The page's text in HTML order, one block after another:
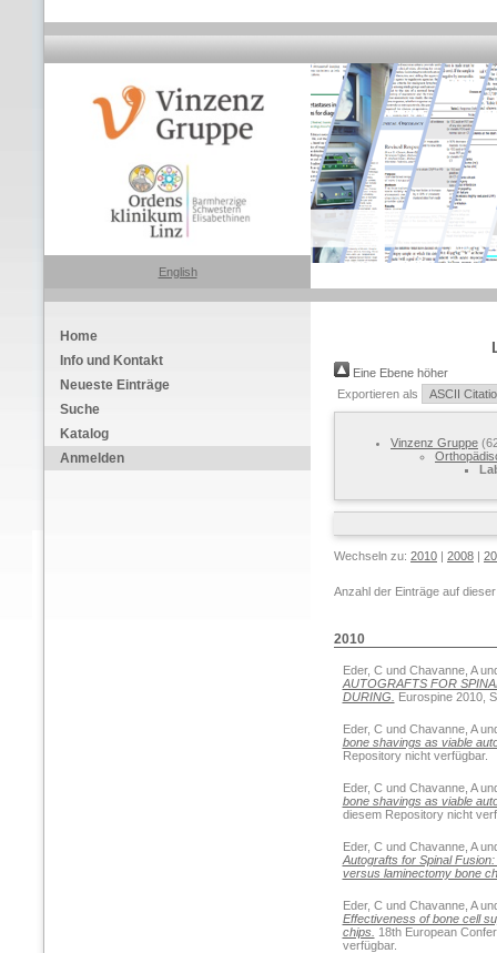
English
Home
Info und Kontakt
Neueste Einträge
Suche
Katalog
Anmelden
Eine Ebene höher
Exportieren als
Vinzenz Gruppe
Wechseln zu: 2010 | 2008 |
Anzahl der Einträge auf
2010
Eder, Cund Chavanne, A
AUTOGRAFTS FOR
DURING.
Eurospine 2010,
Eder, Cund Chavanne, A
bone shavings as viable
Repository nicht verfügbar.
Eder, Cund Chavanne, A
bone shavings as viable
diesem Repository nicht
Eder, Cund Chavanne, A
Autografts for Spinal
versus laminectomy bone
Eder, Cund Chavanne, A
Effectiveness of bone cell
chips.
18th European
verfügbar.